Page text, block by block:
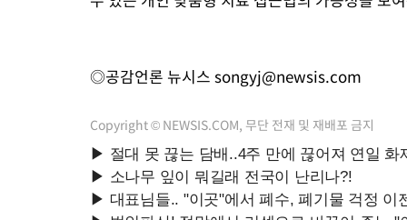
◎공감언론 뉴시스 songyj@newsis.com
Copyright © NEWSIS.COM, 무단 전재 및 재배포 금지